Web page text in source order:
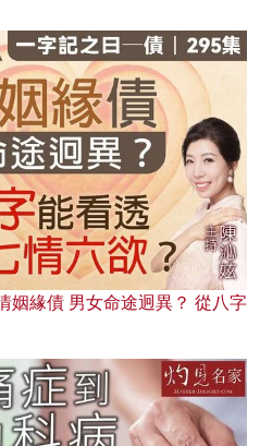
姻緣債 男女命途迥異？ 從八字